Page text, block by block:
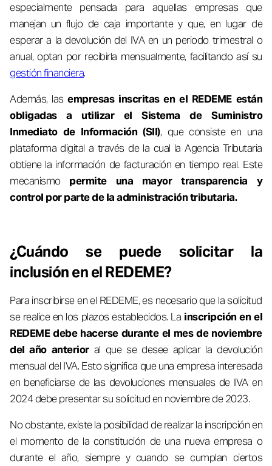
especialmente pensada para aquellas empresas que
manejan un flujo de caja importante y que, en lugar de
esperar a la devolución del IVA en un periodo trimestral o
anual, optan por recibirla mensualmente, facilitando así su
gestión financiera.
Además, lasempresas inscritas en el REDEME están
obligadas a utilizar el Sistema de Suministro
Inmediato de Información (SII), que consiste en una
plataforma digital a través de la cual la Agencia Tributaria
obtiene la información de facturación en tiempo real. Este
mecanismo permite una mayor transparencia y
control por parte de la administración tributaria.
¿Cuándo se puede solicitar la
inclusión en el REDEME?
Para inscribirse en el REDEME, es necesario que la solicitud
se realice en los plazos establecidos. La inscripción en el
REDEME debe hacerse durante el mes de noviembre
del año anterior al que se desee aplicar la devolución
mensual del IVA. Esto significa que una empresa interesada
en beneficiarse de las devoluciones mensuales de IVA en
2024 debe presentar su solicitud en noviembre de 2023.
No obstante, existe la posibilidad de realizar la inscripción en
el momento de la constitución de una nueva empresa o
durante el año, siempre y cuando se cumplan ciertos